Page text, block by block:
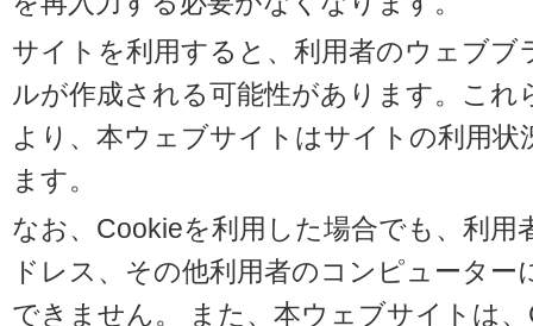
サイトを利用すると、利用者のウェブ
ルが作成される可能性があります。こ
より、本ウェブサイトはサイトの利用
ます。
なお、Cookieを利用した場合でも、利用
ドレス、その他利用者のコンピュータ
できません。 また、本ウェブサイトは